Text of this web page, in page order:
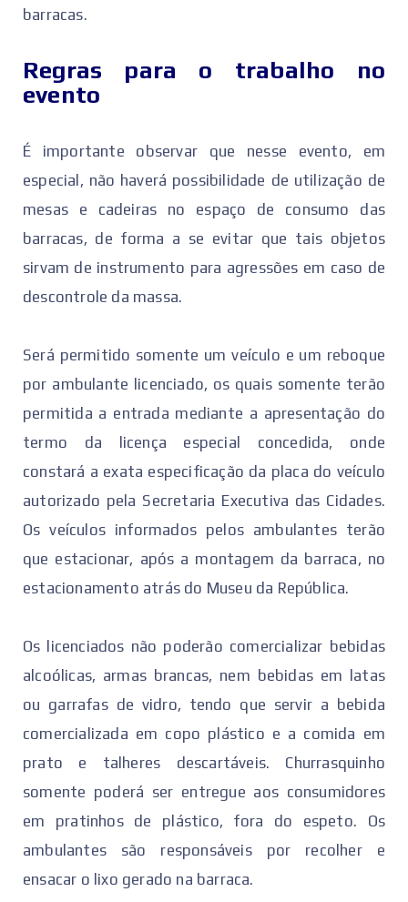
barracas.
Regras para o trabalho no
evento
É importante observar que nesse evento, em
especial, não haverá possibilidade de utilização de
mesas e cadeiras no espaço de consumo das
barracas, de forma a se evitar que tais objetos
sirvam de instrumento para agressões em caso de
descontrole da massa.
Será permitido somente um veículo e um reboque
por ambulante licenciado, os quais somente terão
permitida a entrada mediante a apresentação do
termo da licença especial concedida, onde
constará a exata especificação da placa do veículo
autorizado pela Secretaria Executiva das Cidades.
Os veículos informados pelos ambulantes terão
que estacionar, após a montagem da barraca, no
estacionamento atrás do Museu da República.
Os licenciados não poderão comercializar bebidas
alcoólicas, armas brancas, nem bebidas em latas
ou garrafas de vidro, tendo que servir a bebida
comercializada em copo plástico e a comida em
prato e talheres descartáveis. Churrasquinho
somente poderá ser entregue aos consumidores
em pratinhos de plástico, fora do espeto. Os
ambulantes são responsáveis por recolher e
ensacar o lixo gerado na barraca.